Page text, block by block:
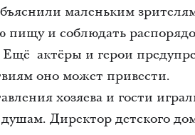
маленьким
пищу и соблюдать
актёры и герои
оно может привести.
хозяева и гости
душам. Директор детского